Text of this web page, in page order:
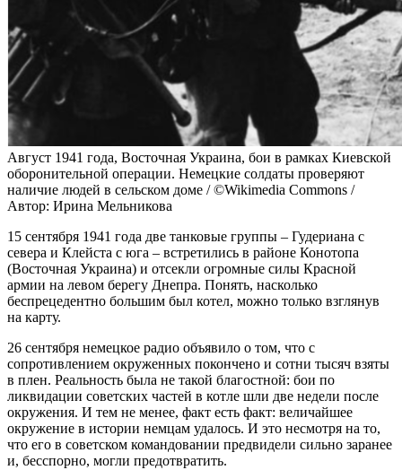
Август 1941 года, Восточная Украина, бои в рамках Киевской
оборонительной операции. Немецкие солдаты проверяют
наличие людей в сельском доме / ©Wikimedia Commons /
Автор: Ирина Мельникова
15 сентября 1941 года две танковые группы – Гудериана с
севера и Клейста с юга – встретились в районе Конотопа
(Восточная Украина) и отсекли огромные силы Красной
армии на левом берегу Днепра. Понять, насколько
беспрецедентно большим был котел, можно только взглянув
на карту.
26 сентября немецкое радио объявило о том, что с
сопротивлением окруженных покончено и сотни тысяч взяты
в плен. Реальность была не такой благостной: бои по
ликвидации советских частей в котле шли две недели после
окружения. И тем не менее, факт есть факт: величайшее
окружение в истории немцам удалось. И это несмотря на то,
что его в советском командовании предвидели сильно заранее
и, бесспорно, могли предотвратить.